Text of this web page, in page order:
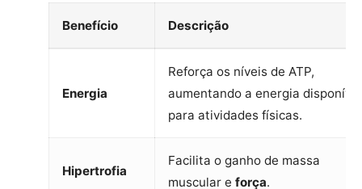
Benefício Descrição
Energia
Reforça os níveis de ATP,
aumentando a energia disponível
para atividades físicas.
Hipertrofia
Facilita o ganho de massa
muscular e força.